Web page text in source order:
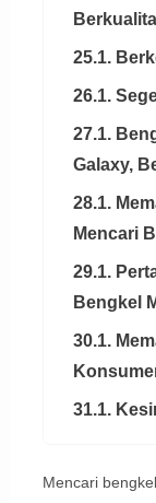
25.1.
26.1.
27.1.
Galaxy,
28.1.
Mencari
29.1.
Bengkel
30.1.
31.1.
Mencari